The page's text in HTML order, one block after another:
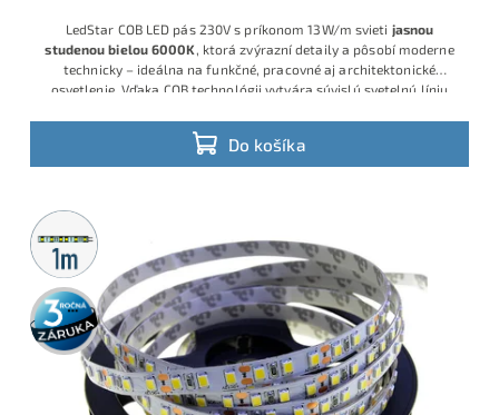
Do košíka
LedStar COB LED pás 230V s príkonom 13W/m svieti jasnou
studenou bielou 6000K , ktorá zvýrazní detaily a pôsobí moderne
technicky – ideálna na funkčné, pracovné aj architektonické
osvetlenie. Vďaka COB technológii vytvára súvislú svetelnú líniu
10 cm, takže dĺžku vieš presne prispôsobiť projektu.
Metrážny
predaj
3 roky
záruka